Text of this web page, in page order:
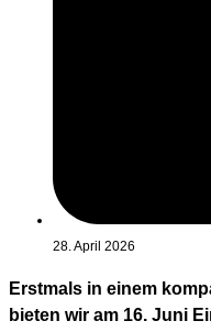
28. April 2026
Erstmals in einem
bieten wir am 16. Juni